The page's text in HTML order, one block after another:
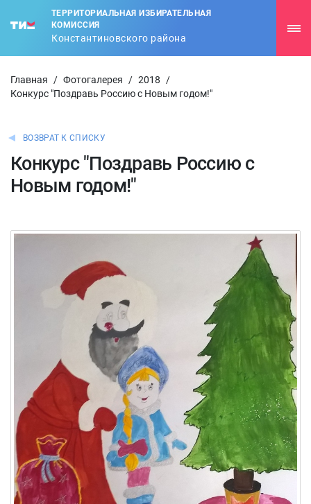
ТЕРРИТОРИАЛЬНАЯ ИЗБИРАТЕЛЬНАЯ
КОМИССИЯ
Константиновского района
Главная / Фотогалерея / 2018
/
Конкурс "Поздравь Россию с Новым годом!"
ВОЗВРАТ К СПИСКУ
Конкурс "Поздравь Россию с
Новым годом!"